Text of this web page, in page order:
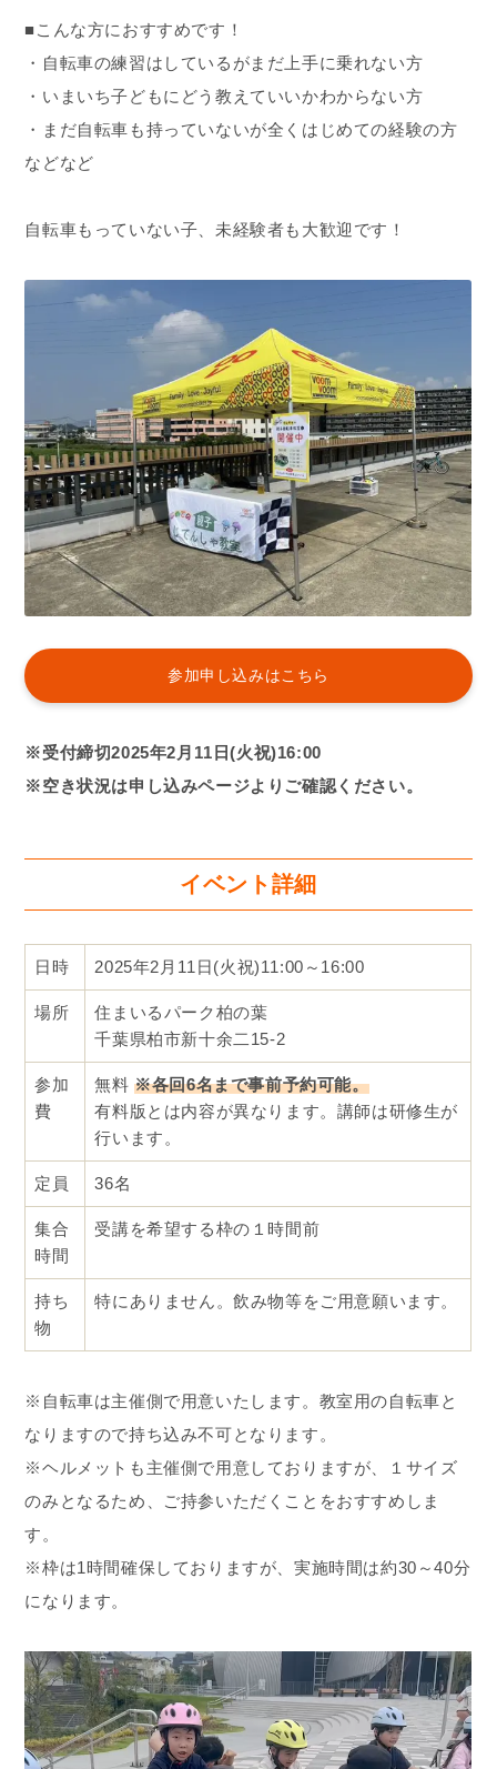
■こんな方におすすめです！
・自転車の練習はしているがまだ上手に乗れない方
・いまいち子どもにどう教えていいかわからない方
・まだ自転車も持っていないが全くはじめての経験の方
などなど
自転車もっていない子、未経験者も大歓迎です！
参加申し込みはこちら
※受付締切2025年2月11日(火祝)16:00
※空き状況は申し込みページよりご確認ください。
イベント詳細
日時 2025年2月11日(火祝)11:00～16:00
場所
住まいるパーク柏の葉
千葉県柏市新十余二15-2
参加
費
無料※各回6名まで事前予約可能。
有料版とは内容が異なります。講師は研修生が
行います。
定員 36名
集合
時間
受講を希望する枠の１時間前
持ち
物
特にありません。飲み物等をご用意願います。
※自転車は主催側で用意いたします。教室用の自転車と
なりますので持ち込み不可となります。
※ヘルメットも主催側で用意しておりますが、１サイズ
のみとなるため、ご持参いただくことをおすすめしま
す。
※枠は1時間確保しておりますが、実施時間は約30～40分
になります。